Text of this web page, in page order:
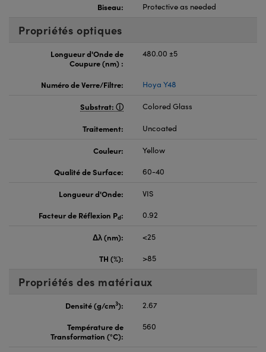
Biseau: Protective as needed
Propriétés optiques
Longueur d'Onde de
Coupure (nm) :
480.00 ±5
Numéro de Verre/Filtre: Hoya Y48
Substrat: Colored Glass
Traitement: Uncoated
Couleur:
Yellow
Qualité de Surface:
60-40
Longueur d'Onde:
VIS
Facteur de Réflexion Pd: 0.92
Δλ (nm):
<25
TH (%):
>85
Propriétés des matériaux
Densité (g/cm3):
2.67
Température de
Transformation (°C):
560